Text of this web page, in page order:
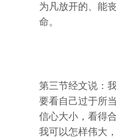
为凡放开的、能
命。
第三节经文说：
要看自己过于所
信心大小，看得
我可以怎样伟大